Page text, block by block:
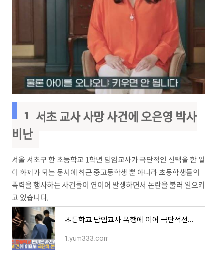
1. 서초 교사 사망 사건에 오은영 박사
비난
서울 서초구 한 초등학교 1학년 담임교사가 극단적인 선택을 한 일
이 화제가 되는 동시에 최근 중고등학생 뿐 아니라 초등학생들의
폭력을 행사하는 사건들이 연이어 발생하면서 논란을 불러 일으키
고 있습니다.
초등학교 담임교사 폭행에 이어 극단적선택까지 충격
1.yum333.com